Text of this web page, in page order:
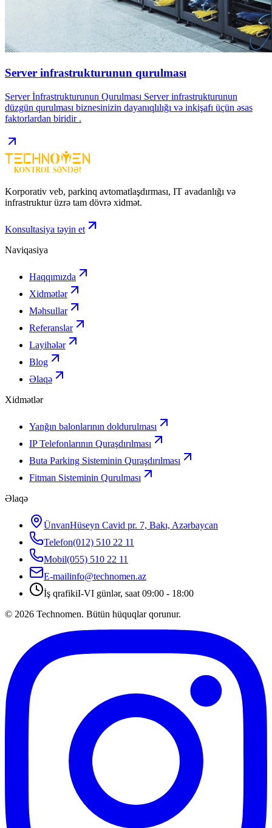
Server infrastrukturunun qurulması
Server İnfrastrukturunun Qurulması Server infrastrukturunun
düzgün qurulması biznesinizin dayanıqlılığı və inkişafı üçün əsas
faktorlardan biridir .
Korporativ veb, parkinq avtomatlaşdırması, IT avadanlığı və
infrastruktur üzrə tam dövrə xidmət.
Konsultasiya təyin et
Naviqasiya
Haqqımızda
Xidmətlər
Məhsullar
Referanslar
Layihələr
Blog
Əlaqə
Xidmətlər
Yanğın balonlarının doldurulması
IP Telefonlarının Quraşdırılması
Buta Parking Sisteminin Quraşdırılması
Fitman Sisteminin Qurulması
Əlaqə
ÜnvanHüseyn Cavid pr. 7, Bakı, Azərbaycan
Telefon(012) 510 22 11
Mobil(055) 510 22 11
E-mailinfo@technomen.az
İş qrafikiI-VI günlər, saat 09:00 - 18:00
© 2026 Technomen. Bütün hüquqlar qorunur.